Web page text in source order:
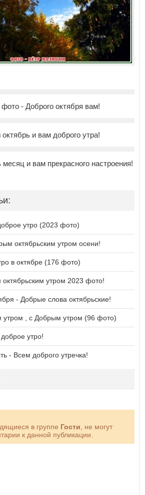
- Доброго октября вам!
и вам доброго утра!
месяц и вам прекрасного настроения!
утро (2023 фото)
октябрьским утром осени!
в октябре (176 фото)
утром 2023 фото!
- Добрые слова октябрьские!
утром , с Добрым утром (96 фото)
утро!
- Всем доброго утречка!
в группе Гости , не могут
к данной публикации.